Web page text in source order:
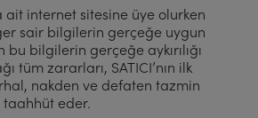
ait internet sitesine üye olurken
sair bilgilerin gerçeğe uygun
bu bilgilerin gerçeğe aykırılığı
tüm zararları, SATICI’nın ilk
nakden ve defaten tazmin
eder.